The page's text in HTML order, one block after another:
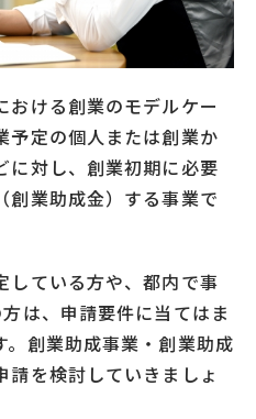
おける創業のモデルケー
予定の個人または創業か
に対し、創業初期に必要
創業助成金）する事業で
している方や、都内で事
は、申請要件に当てはま
。創業助成事業・創業助成
請を検討していきましょ